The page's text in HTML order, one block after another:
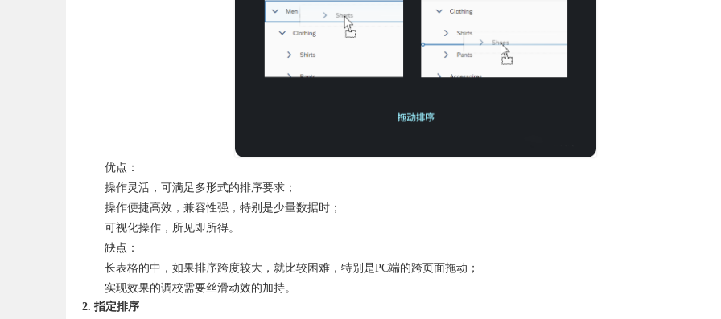
优点：
操作灵活，可满足多形式的排序要求；
操作便捷高效，兼容性强，特别是少量数据时；
可视化操作，所见即所得。
缺点：
长表格的中，如果排序跨度较大，就比较困难，特别是PC端的跨页面拖动；
实现效果的调校需要丝滑动效的加持。
2. 指定排序